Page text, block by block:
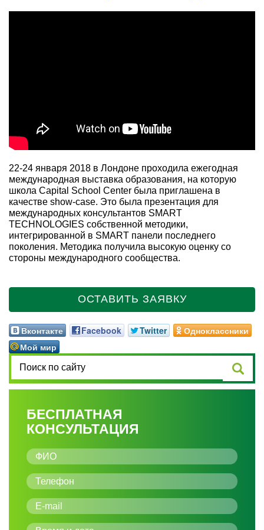
22-24 января 2018 в Лондоне проходила ежегодная
международная выставка образования, на которую
школа Capital School Center была приглашена в
качестве show-case. Это была презентация для
международных консультантов SMART
TECHNOLOGIES собственной методики,
интегрированной в SMART панели последнего
поколения. Методика получила высокую оценку со
стороны международного сообщества.
ОСТАВИТЬ ЗАЯВКУ
Вконтакте Facebook Twitter
Одноклассники
Мой мир
БЕСПЛАТНАЯ
КОНСУЛЬТАЦИЯ